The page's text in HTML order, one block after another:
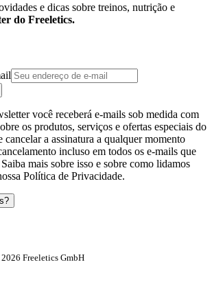
e dicas sobre treinos, nutrição e
do Freeletics.
você receberá e-mails sob medida com
os produtos, serviços e ofertas especiais do
cancelar a assinatura a qualquer momento
incluso em todos os e-mails que
mais sobre isso e sobre como lidamos
Política de Privacidade.
Freeletics GmbH